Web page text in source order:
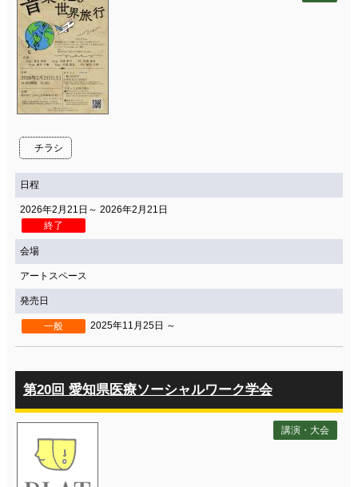
チラシ
日程
2026年2月21日～ 2026年2月21日
終了
会場
アートスペース
発売日
一般 2025年11月25日 ～
第20回 愛知県医療ソーシャルワーク学会
講演・大会